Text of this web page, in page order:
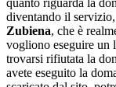
quanto riguarda la
diventando il
Zubiena, che è
vogliono eseguire un
trovarsi rifiutata la
avete eseguito la